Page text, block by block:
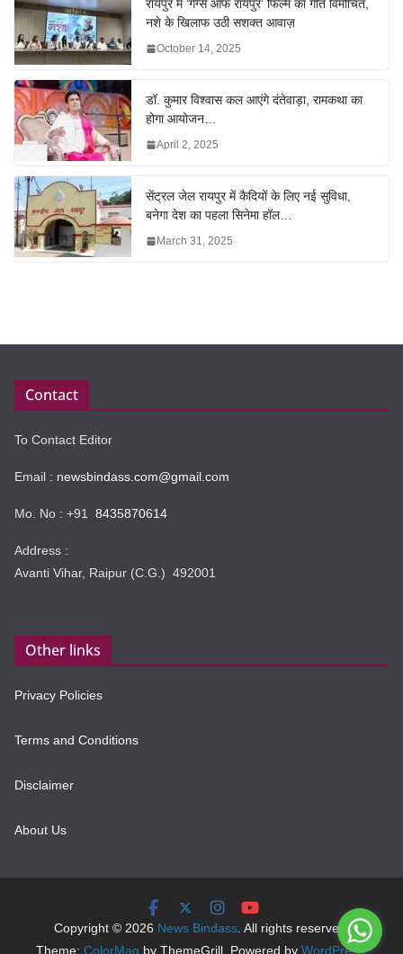
रायपुर में ‘गैंग्स ऑफ रायपुर’ फिल्म का गीत विमोचित,
नशे के खिलाफ उठी सशक्त आवाज़
October 14, 2025
डॉ. कुमार विश्वास कल आएंगे दंतेवाड़ा, रामकथा का
होगा आयोजन…
April 2, 2025
सेंट्रल जेल रायपुर में कैदियों के लिए नई सुविधा,
बनेगा देश का पहला सिनेमा हॉल…
March 31, 2025
Contact
To Contact Editor
Email : newsbindass.com@gmail.com
Mo. No : +91 8435870614
Address :
Avanti Vihar, Raipur (C.G.) 492001
Other links
Privacy Policies
Terms and Conditions
Disclaimer
About Us
Copyright © 2026 News Bindass. All rights reserved.
Theme: ColorMag by ThemeGrill. Powered by WordPress.